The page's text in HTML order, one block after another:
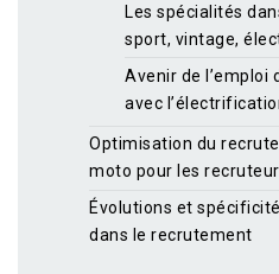
Les spécialités
sport, vintage,
Avenir de l’emploi
avec
Optimisation du
moto pour les
Évolutions et
dans le recrutement